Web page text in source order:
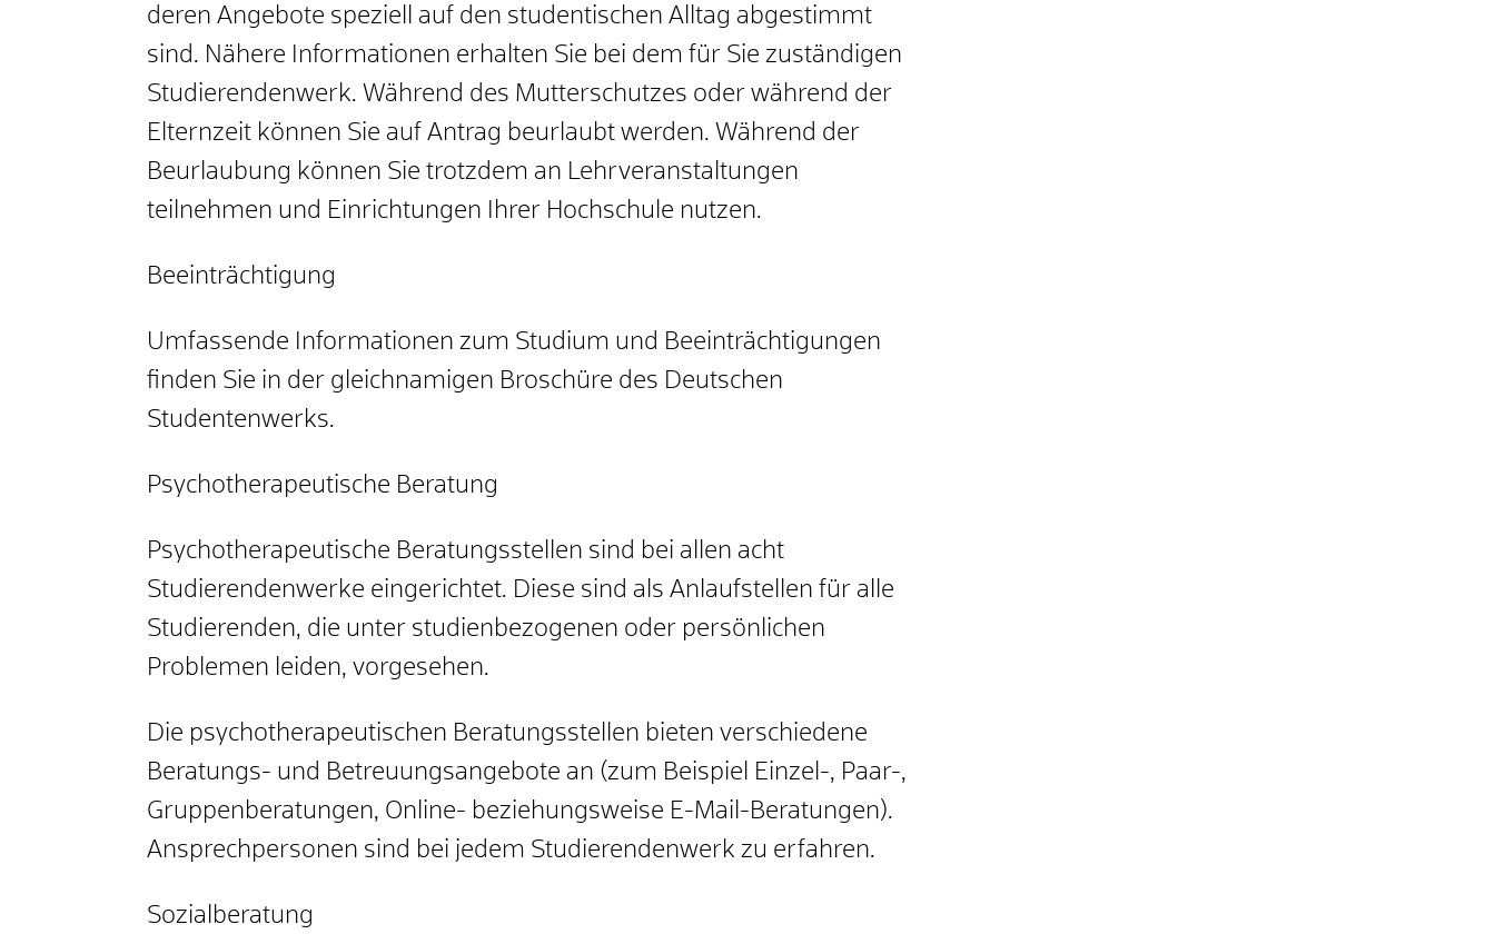
deren Angebote speziell auf den studentischen Alltag abgestimmt
sind. Nähere Informationen erhalten Sie bei dem für Sie zuständigen
Studierendenwerk. Während des Mutterschutzes oder während der
Elternzeit können Sie auf Antrag beurlaubt werden. Während der
Beurlaubung können Sie trotzdem an Lehrveranstaltungen
teilnehmen und Einrichtungen Ihrer Hochschule nutzen.
Beeinträchtigung
Umfassende Informationen zum Studium und Beeinträchtigungen
finden Sie in der gleichnamigen Broschüre des Deutschen
Studentenwerks.
Psychotherapeutische Beratung
Psychotherapeutische Beratungsstellen sind bei allen acht
Studierendenwerke eingerichtet. Diese sind als Anlaufstellen für alle
Studierenden, die unter studienbezogenen oder persönlichen
Problemen leiden, vorgesehen.
Die psychotherapeutischen Beratungsstellen bieten verschiedene
Beratungs- und Betreuungsangebote an (zum Beispiel Einzel-, Paar-,
Gruppenberatungen, Online- beziehungsweise E-Mail-Beratungen).
Ansprechpersonen sind bei jedem Studierendenwerk zu erfahren.
Sozialberatung